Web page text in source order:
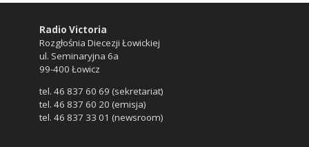
Radio Victoria
Rozgłośnia Diecezji Łowickiej
ul. Seminaryjna 6a
99-400 Łowicz
tel. 46 837 60 69 (sekretariat)
tel. 46 837 60 20 (emisja)
tel. 46 837 33 01 (newsroom)